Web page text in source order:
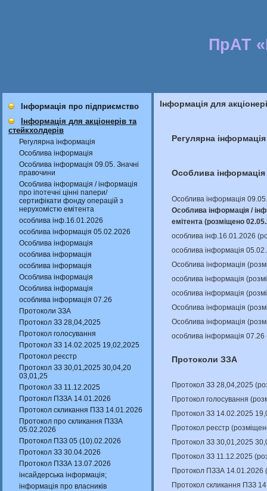
ПрАТ
Інформація про підприємство
Інформація для акціонерів та
стейкхолдерів
Регулярна інформація
Особлива інформація
Особлива інформація 09.05. Значні
правочини
Особлива інформація / інформація
про іпотечні цінні папери/
сертифікати фонду операцій з
нерухомістю емітента
особлива інф.16.01.2026
особлива інформація 05.02.2026
Особлива інформація
особлива інформація
особлива інформація
Особлива інформація
Особлива інформація
особлива інформація 07.26
Протоколи ЗЗА
Протокол ЗЗ 28,04,2025
Протокол голосування
Протокол ЗЗ 14.02.2025 19,02,2025
Протокол реєстр
Протокол ЗЗ 30,01,2025 30,04,20
03,01,25
Протокол ЗЗ 11.12.2025
Протокол ПЗЗА 14.01.2026
Протокол скликання ПЗЗ 14.01.2026
Протокол про скликання ПЗЗА
05.02.2026
Протокол ПЗЗ 05 (10).02.2026
Протокол ЗЗ 30.04.2026
Протокол ПЗЗА 13.07.2026
інсайдерська інформація;
інформація про власників
Інформація для
Регулярна інформація
Особлива інформація
Особлива інформація
Особлива інформація /
емітента (розміщено
особлива інф.16.01.2026
особлива інформація
Особлива інформація
особлива інформація
особлива інформація
Особлива інформація
Особлива інформація
особлива інформація
Протоколи ЗЗА
Протокол ЗЗ 28,04,2025
Протокол голосування
Протокол ЗЗ 14.02.2025
Протокол реєстр
Протокол ЗЗ 30,01,2025
Протокол ЗЗ 11.12.2025
Протокол ПЗЗА
Протокол скликання ПЗЗ